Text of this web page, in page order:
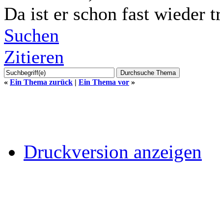
Da ist er schon fast wieder
Suchen
Zitieren
« Ein Thema zurück | Ein Thema vor »
Druckversion anzeigen